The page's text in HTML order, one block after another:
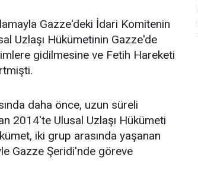
Gazze'deki İdari Komitenin
Uzlaşı Hükümetinin Gazze'de
gidilmesine ve Fetih Hareketi
daha önce, uzun süreli
2014'te Ulusal Uzlaşı Hükümeti
iki grup arasında yaşanan
Gazze Şeridi'nde göreve